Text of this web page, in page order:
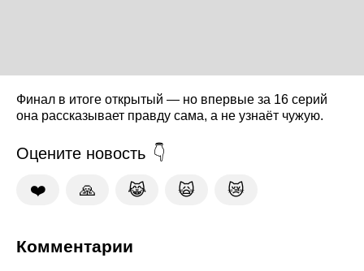
Финал в итоге открытый — но впервые за 16 серий
она рассказывает правду сама, а не узнаёт чужую.
Оцените новость
❤️ 🙏 😹 🙀 😿
Комментарии